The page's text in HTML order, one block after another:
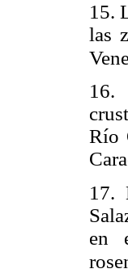
15.
las
16.
Río
17.
en